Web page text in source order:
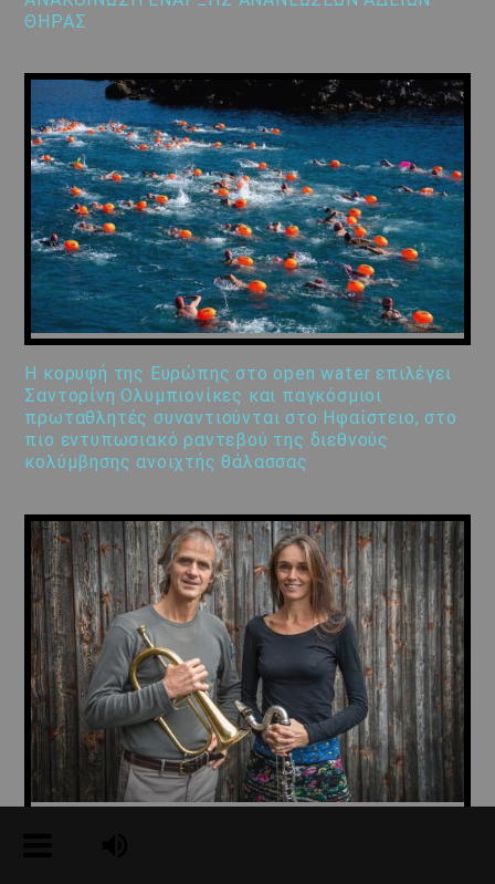
ΘΗΡΑΣ
Η κορυφή της Ευρώπης στο open water επιλέγει
Σαντορίνη Ολυμπιονίκες και παγκόσμιοι
πρωταθλητές συναντιούνται στο Ηφαίστειο, στο
πιο εντυπωσιακό ραντεβού της διεθνούς
κολύμβησης ανοιχτής θάλασσας